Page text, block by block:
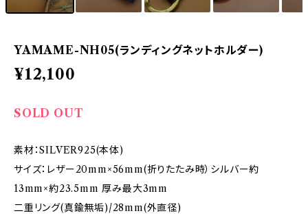
YAMAME-NH05(ランディングネットホルダー)
¥12,100
SOLD OUT
素材：SILVER925(本体)
サイズ：レザー20mm×56mm(折りたたみ時）シルバー約
13mm×約23.5mm 厚み最大3mm
二重リング(真鍮無垢)/28mm(外直径)